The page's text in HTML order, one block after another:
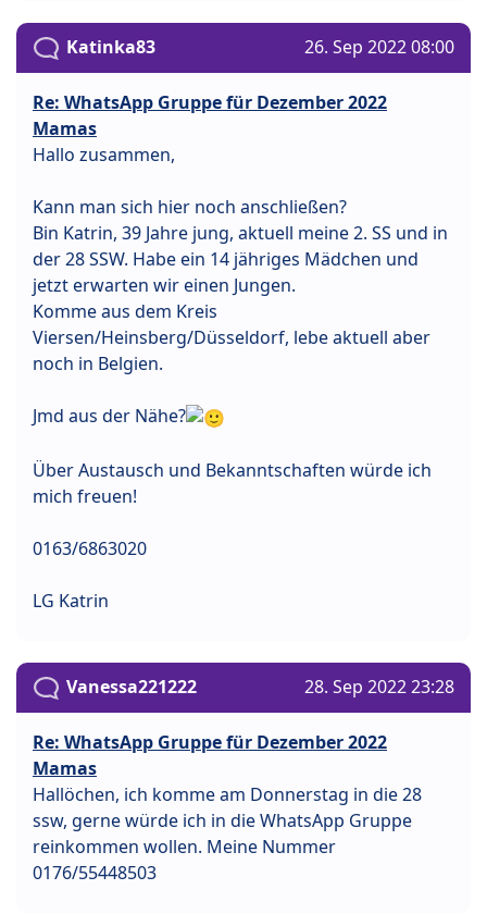
Katinka83 26. Sep 2022 08:00
Re: WhatsApp Gruppe für Dezember 2022
Mamas
Hallo zusammen,
Kann man sich hier noch anschließen?
Bin Katrin, 39 Jahre jung, aktuell meine 2. SS und in
der 28 SSW. Habe ein 14 jähriges Mädchen und
jetzt erwarten wir einen Jungen.
Komme aus dem Kreis
Viersen/Heinsberg/Düsseldorf, lebe aktuell aber
noch in Belgien.
Jmd aus der Nähe?
Über Austausch und Bekanntschaften würde ich
mich freuen!
0163/6863020
LG Katrin
Vanessa221222 28. Sep 2022 23:28
Re: WhatsApp Gruppe für Dezember 2022
Mamas
Hallöchen, ich komme am Donnerstag in die 28
ssw, gerne würde ich in die WhatsApp Gruppe
reinkommen wollen. Meine Nummer
0176/55448503